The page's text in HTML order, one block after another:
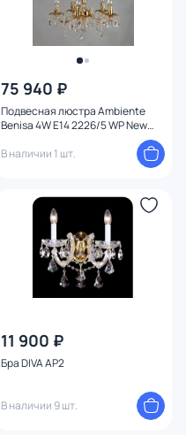
75 940 ₽
Подвесная люстра Ambiente
Benisa 4W E14 2226/5 WP New
В наличии 1 шт.
11 900 ₽
Бра DIVA AP2
В наличии 9 шт.